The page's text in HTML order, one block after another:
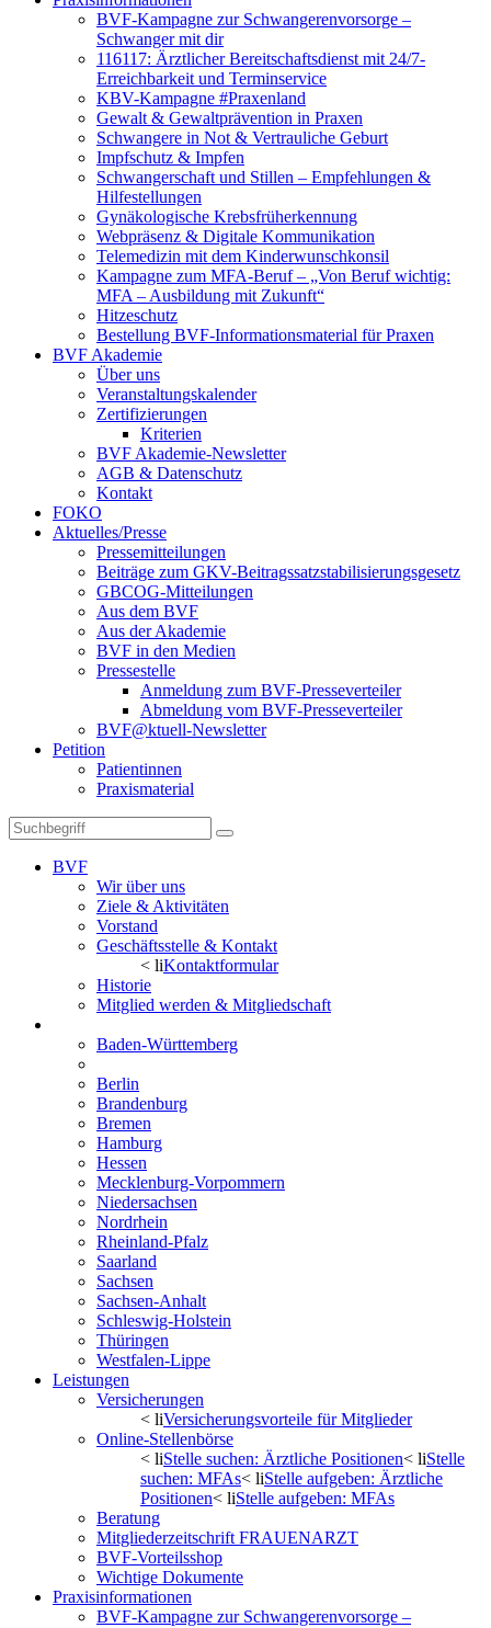
BVF-Kampagne zur Schwangerenvorsorge –
Schwanger mit dir
116117: Ärztlicher Bereitschaftsdienst mit 24/7-
Erreichbarkeit und Terminservice
KBV-Kampagne #Praxenland
Gewalt & Gewaltprävention in Praxen
Schwangere in Not & Vertrauliche Geburt
Impfschutz & Impfen
Schwangerschaft und Stillen – Empfehlungen &
Hilfestellungen
Gynäkologische Krebsfrüherkennung
Webpräsenz & Digitale Kommunikation
Telemedizin mit dem Kinderwunschkonsil
Kampagne zum MFA-Beruf – „Von Beruf wichtig:
MFA – Ausbildung mit Zukunft“
Hitzeschutz
Bestellung BVF-Informationsmaterial für Praxen
BVF Akademie
Über uns
Veranstaltungskalender
Zertifizierungen
Kriterien
BVF Akademie-Newsletter
AGB & Datenschutz
Kontakt
FOKO
Aktuelles/Presse
Pressemitteilungen
Beiträge zum GKV-Beitragssatzstabilisierungsgesetz
GBCOG-Mitteilungen
Aus dem BVF
Aus der Akademie
BVF in den Medien
Pressestelle
Anmeldung zum BVF-Presseverteiler
Abmeldung vom BVF-Presseverteiler
BVF@ktuell-Newsletter
Petition
Patientinnen
Praxismaterial
BVF
Wir über uns
Ziele & Aktivitäten
Vorstand
Geschäftsstelle & Kontakt
< liKontaktformular
Historie
Mitglied werden & Mitgliedschaft
Baden-Württemberg
Berlin
Brandenburg
Bremen
Hamburg
Hessen
Mecklenburg-Vorpommern
Niedersachsen
Nordrhein
Rheinland-Pfalz
Saarland
Sachsen
Sachsen-Anhalt
Schleswig-Holstein
Thüringen
Westfalen-Lippe
Leistungen
Versicherungen
< liVersicherungsvorteile für Mitglieder
Online-Stellenbörse
< liStelle suchen: Ärztliche Positionen< liStelle
suchen: MFAs< liStelle aufgeben: Ärztliche
Positionen< liStelle aufgeben: MFAs
Beratung
Mitgliederzeitschrift FRAUENARZT
BVF-Vorteilsshop
Wichtige Dokumente
Praxisinformationen
BVF-Kampagne zur Schwangerenvorsorge –